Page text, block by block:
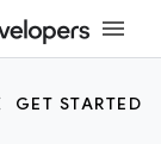
GET STARTED